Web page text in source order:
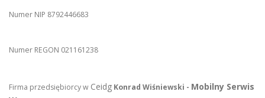
Numer NIP 8792446683
Numer REGON 021161238
Firma przedsiębiorcy w Ceidg Konrad Wiśniewski - Mobilny Serwis